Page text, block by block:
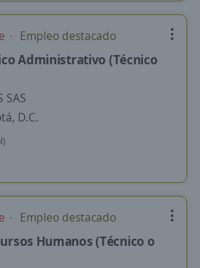
Empleo destacado
Administrativo (Técnico
SAS
D.C.
Empleo destacado
Humanos (Técnico o